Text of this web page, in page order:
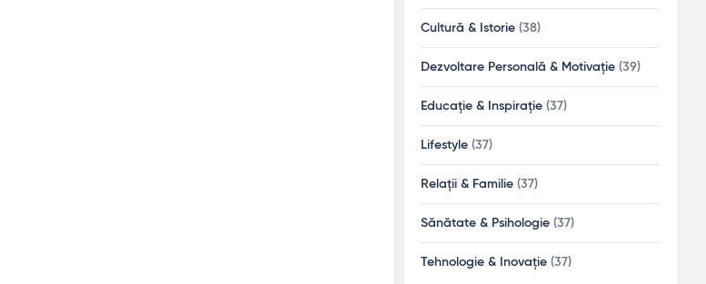
Cultură & Istorie (38)
Dezvoltare Personală & Motivație (39)
Educație & Inspirație (37)
Lifestyle (37)
Relații & Familie (37)
Sănătate & Psihologie (37)
Tehnologie & Inovație (37)